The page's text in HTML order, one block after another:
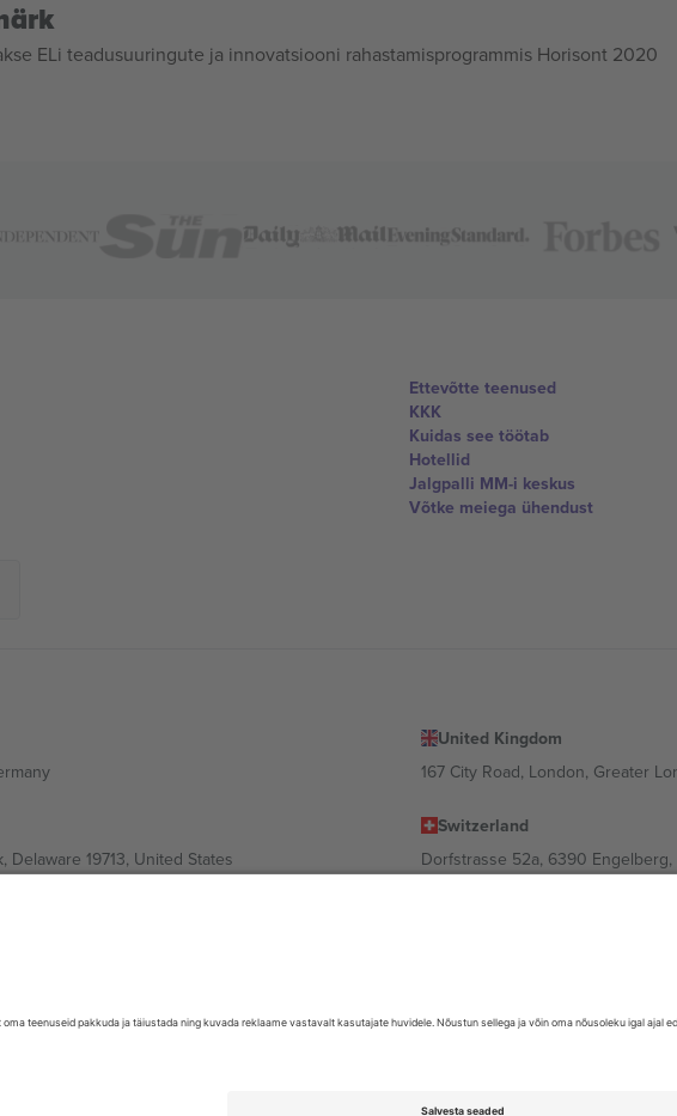
ELi teadusuuringute ja innovatsiooni rahastamisprogrammis Horisont 2020
Ettevõtte teenused
KKK
Kuidas see töötab
Hotellid
Jalgpalli MM-i keskus
Võtke meiega ühendust
United Kingdom
167 City Road, London, Greater
Delaware 19713, United States
Switzerland
Dorfstrasse 52a, 6390
55, 1606 Sofia, Bulgaria
06700 Ciudad de México, CDMX, Mexico
kaitstud.